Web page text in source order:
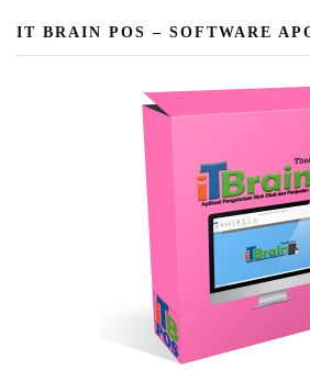
IT BRAIN POS – SOFTWARE